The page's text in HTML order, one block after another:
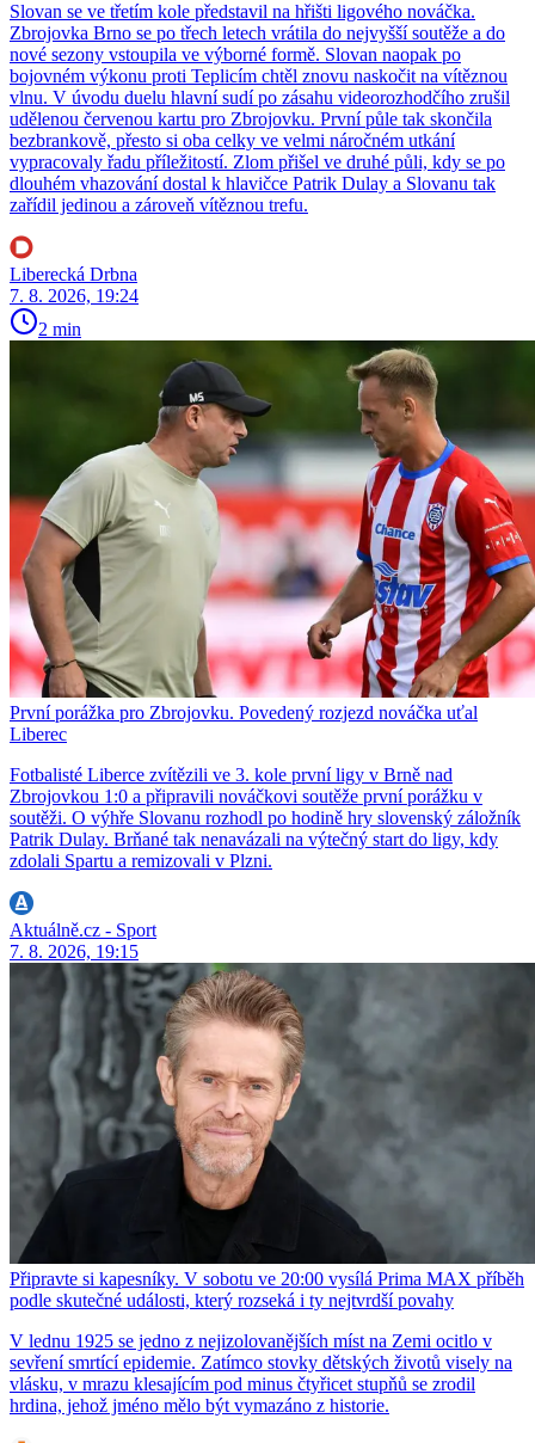
Slovan se ve třetím kole představil na hřišti ligového nováčka.
Zbrojovka Brno se po třech letech vrátila do nejvyšší soutěže a do
nové sezony vstoupila ve výborné formě. Slovan naopak po
bojovném výkonu proti Teplicím chtěl znovu naskočit na vítěznou
vlnu. V úvodu duelu hlavní sudí po zásahu videorozhodčího zrušil
udělenou červenou kartu pro Zbrojovku. První půle tak skončila
bezbrankově, přesto si oba celky ve velmi náročném utkání
vypracovaly řadu příležitostí. Zlom přišel ve druhé půli, kdy se po
dlouhém vhazování dostal k hlavičce Patrik Dulay a Slovanu tak
zařídil jedinou a zároveň vítěznou trefu.
Liberecká Drbna
7. 8. 2026, 19:24
2 min
První porážka pro Zbrojovku. Povedený rozjezd nováčka uťal
Liberec
Fotbalisté Liberce zvítězili ve 3. kole první ligy v Brně nad
Zbrojovkou 1:0 a připravili nováčkovi soutěže první porážku v
soutěži. O výhře Slovanu rozhodl po hodině hry slovenský záložník
Patrik Dulay. Brňané tak nenavázali na výtečný start do ligy, kdy
zdolali Spartu a remizovali v Plzni.
Aktuálně.cz - Sport
7. 8. 2026, 19:15
Připravte si kapesníky. V sobotu ve 20:00 vysílá Prima MAX příběh
podle skutečné události, který rozseká i ty nejtvrdší povahy
V lednu 1925 se jedno z nejizolovanějších míst na Zemi ocitlo v
sevření smrtící epidemie. Zatímco stovky dětských životů visely na
vlásku, v mrazu klesajícím pod minus čtyřicet stupňů se zrodil
hrdina, jehož jméno mělo být vymazáno z historie.